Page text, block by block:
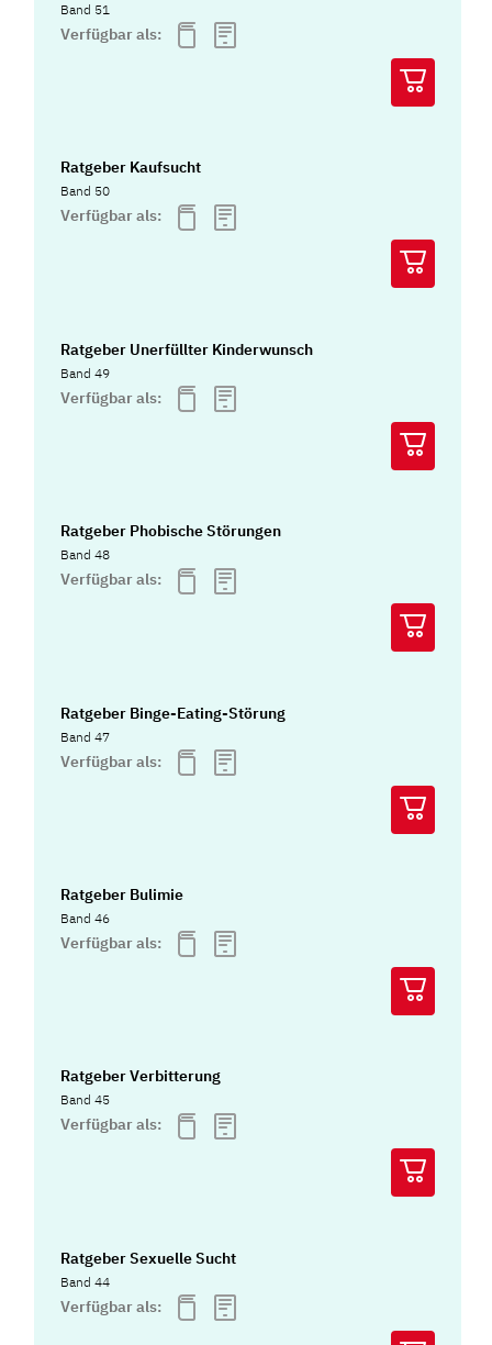
Band 51
Verfügbar als:
Ratgeber Kaufsucht
Band 50
Verfügbar als:
Ratgeber Unerfüllter Kinderwunsch
Band 49
Verfügbar als:
Ratgeber Phobische Störungen
Band 48
Verfügbar als:
Ratgeber Binge-Eating-Störung
Band 47
Verfügbar als:
Ratgeber Bulimie
Band 46
Verfügbar als:
Ratgeber Verbitterung
Band 45
Verfügbar als:
Ratgeber Sexuelle Sucht
Band 44
Verfügbar als: